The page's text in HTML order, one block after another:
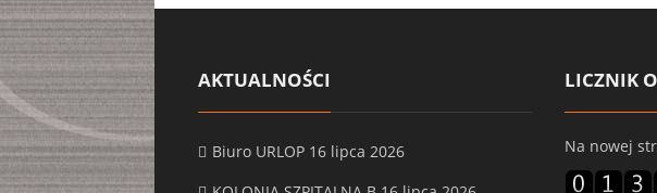
AKTUALNOŚCI
Biuro URLOP 16 lipca 2026
LICZNIK
Na nowej